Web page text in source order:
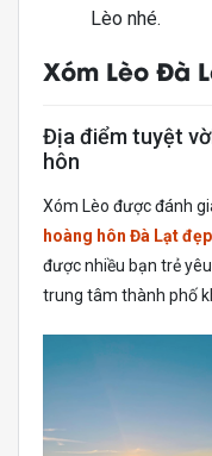
Lèo nhé.
Xóm Lèo Đà
Địa điểm tuyệt
hôn
Xóm Lèo được đánh
hoàng hôn Đà Lạt
được nhiều bạn trẻ
trung tâm thành phố